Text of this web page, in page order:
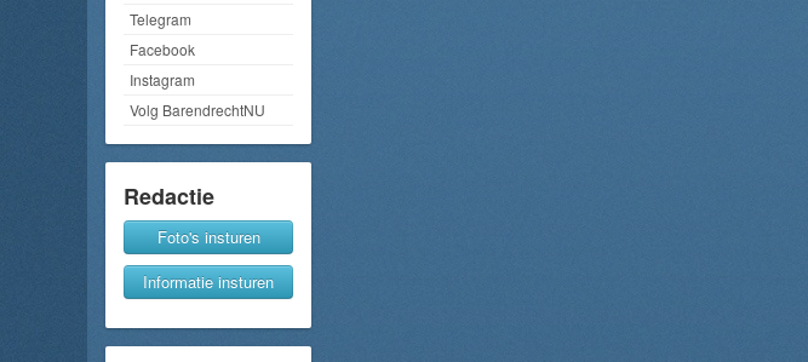
Telegram
Facebook
Instagram
Volg BarendrechtNU
Redactie
Foto's insturen
Informatie insturen